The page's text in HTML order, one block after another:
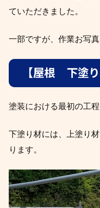
ていただきました。
一部ですが、作業お写
【屋根 下塗り
塗装における最初の工程
下塗り材には、上塗り
ります。